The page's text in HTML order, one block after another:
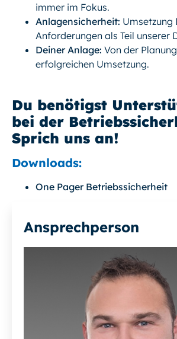
immer im Fokus.
Anlagensicherheit: Umsetzung
Anforderungen als Teil unserer
Deiner Anlage: Von der
erfolgreichen Umsetzung.
Du benötigst
bei der
Sprich uns an!
Downloads:
One Pager Betriebssicherheit
Ansprechperson